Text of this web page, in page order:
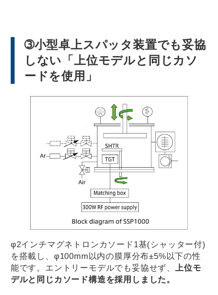
➂小型卓上スパッタ装置でも妥協
しない「上位モデルと同じカソ
ードを使用」
φ2インチマグネトロンカソード1基(シャッター付)
を搭載し、φ100mm以内の膜厚分布±5%以下の性
能です。エントリーモデルでも妥協せず、
上位モ
デルと同じカソード構造を採用しました。